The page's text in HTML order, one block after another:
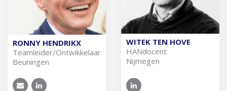
RONNY HENDRIKX
Team­lei­der/Ont­wik­ke­laar
Beuningen
WITEK TEN HOVE
HAN­do­cent
Nijmegen